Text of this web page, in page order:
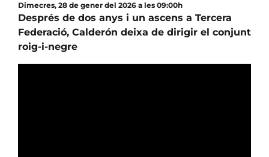
Dimecres, 28 de gener del 2026 a les 09:00h
Després de dos anys i un ascens a Tercera
Federació, Calderón deixa de dirigir el conjunt
roig-i-negre